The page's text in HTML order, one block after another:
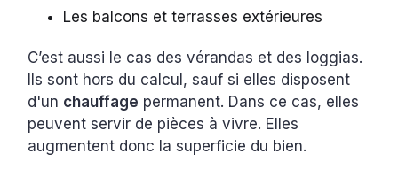
Les balcons et terrasses extérieures
C’est aussi le cas des vérandas et des loggias.
Ils sont hors du calcul, sauf si elles disposent
d'un chauffage permanent. Dans ce cas, elles
peuvent servir de pièces à vivre. Elles
augmentent donc la superficie du bien.